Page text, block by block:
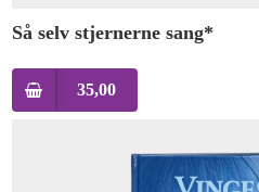
Så selv stjernerne sang*
35,00